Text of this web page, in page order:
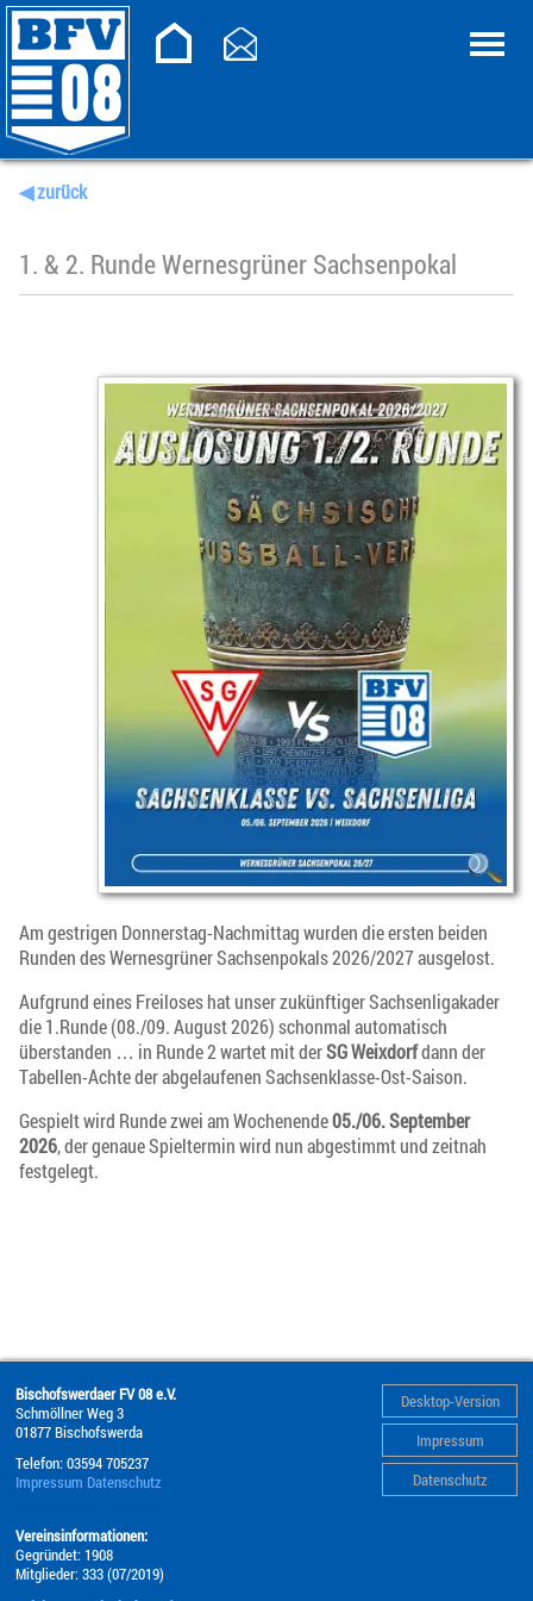
◀ zurück
1. & 2. Runde Wernesgrüner Sachsenpokal
Am gestrigen Donnerstag-Nachmittag wurden die ersten beiden
Runden des Wernesgrüner Sachsenpokals 2026/2027 ausgelost.
Aufgrund eines Freiloses hat unser zukünftiger Sachsenligakader
die 1.Runde (08./09. August 2026) schonmal automatisch
überstanden … in Runde 2 wartet mit derSG Weixdorfdann der
Tabellen-Achte der abgelaufenen Sachsenklasse-Ost-Saison.
Gespielt wird Runde zwei am Wochenende05./06. September
2026, der genaue Spieltermin wird nun abgestimmt und zeitnah
festgelegt.
Desktop-Version
Impressum
Datenschutz
Bischofswerdaer FV 08 e.V.
Schmöllner Weg 3
01877 Bischofswerda
Telefon:03594 705237
Impressum Datenschutz
Vereinsinformationen:
Gegründet: 1908
Mitglieder: 333 (07/2019)